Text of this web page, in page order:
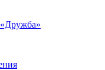
«Дружба»